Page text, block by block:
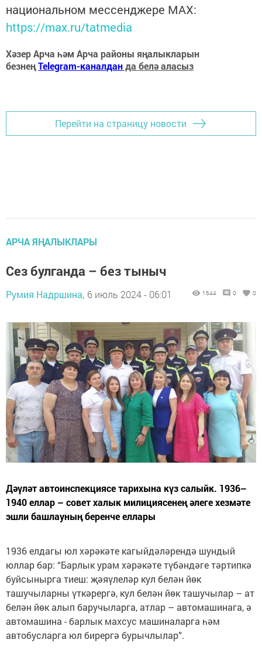
национальном мессенджере MАХ:
https://max.ru/tatmedia
Хәзер Арча һәм Арча районы яңалыкларын
безнеңTelegram-каналданда белә аласыз
Перейти на страницу новости
АРЧА ЯҢАЛЫКЛАРЫ
Сез булганда – без тыныч
Румия Надршина, 6 июль 2024 - 06:01 1644 0 0
Дәүләт автоинспекциясе тарихына күз салыйк. 1936–
1940 еллар – совет халык милициясенең әлеге хезмәте
эшли башлауның беренче еллары
1936 елдагы юл хәрәкәте кагыйдәләрендә шундый
юллар бар: “Барлык урам хәрәкәте түбәндәге тәртипкә
буйсынырга тиеш: җәяүлеләр кул белән йөк
ташучыларны үткәрергә, кул белән йөк ташучылар – ат
белән йөк алып баручыларга, атлар – автомашинага, ә
автомашина - барлык махсус машиналарга һәм
автобусларга юл бирергә бурычлылар”.